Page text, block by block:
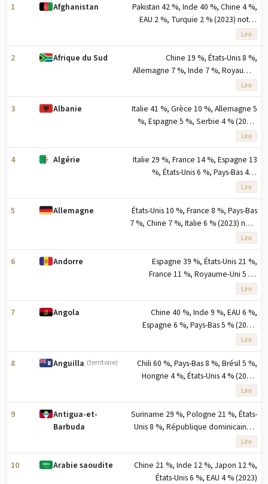
1 Afghanistan
Pakistan 42 %, Inde 40 %, Chine 4 %,
EAU 2 %, Turquie 2 % (2023) note :
cinq principaux partenaires à
l'exportation selon la part en
pourcentage des exportations
Lire
2 Afrique du Sud
Chine 19 %, États-Unis 8 %,
Allemagne 7 %, Inde 7 %, Royaume-
Uni 6 % (2023) note: cinq principaux
partenaires à l'exportation basés sur
le pourcentage des exportations
Lire
3 Albanie
Italie 41 %, Grèce 10 %, Allemagne 5
%, Espagne 5 %, Serbie 4 % (2023)
note : cinq principaux partenaires à
l'exportation en pourcentage des
exportations
Lire
4 Algérie
Italie 29 %, France 14 %, Espagne 13
%, États-Unis 6 %, Pays-Bas 4 %
(2023) note : cinq principaux
partenaires d'exportation basés sur
le pourcentage des exportations
Lire
5 Allemagne
États-Unis 10 %, France 8 %, Pays-Bas
7 %, Chine 7 %, Italie 6 % (2023) note
: cinq principaux partenaires à
l'exportation basés sur le
pourcentage des exportations
Lire
6 Andorre
Espagne 39 %, États-Unis 21 %,
France 11 %, Royaume-Uni 5 %,
Émirats arabes unis 3 % (2023) note :
cinq principaux partenaires à
l'exportation basés sur le
pourcentage des exportations
Lire
7 Angola
Chine 40 %, Inde 9 %, EAU 6 %,
Espagne 6 %, Pays-Bas 5 % (2023)
note : cinq principaux partenaires
d'exportation basés sur le
pourcentage des exportations
Lire
8 Anguilla (territoire)
Chili 60 %, Pays-Bas 8 %, Brésil 5 %,
Hongrie 4 %, États-Unis 4 % (2023)
note : cinq principaux partenaires à
l'exportation selon leur part en
pourcentage des exportations
Lire
9
Antigua-et-
Barbuda
Suriname 29 %, Pologne 21 %, États-
Unis 8 %, République dominicaine 7
%, Australie 5 % (2023) note : cinq
principaux partenaires à l'exportation
selon le pourcentage des
exportations
Lire
10 Arabie saoudite
Chine 21 %, Inde 12 %, Japon 12 %,
États-Unis 6 %, EAU 4 % (2023)